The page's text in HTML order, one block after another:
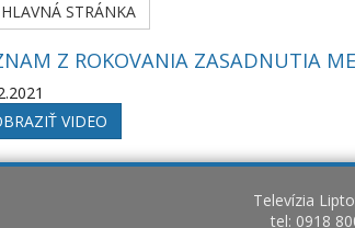
STRÁNKA
Z ROKOVANIA ZASADNUTIA
VIDEO
Televízia
tel: 0918